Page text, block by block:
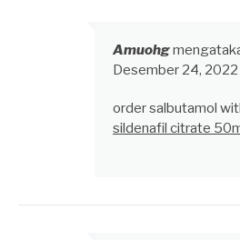
Amuohg
Desember 24, 2022
order salbutamol
sildenafil citrate